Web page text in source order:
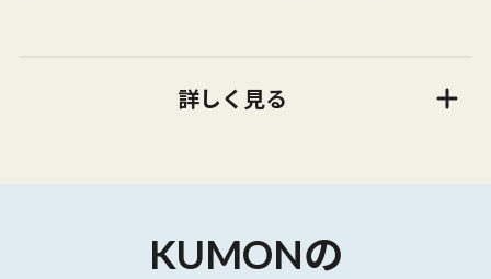
詳しく見る
KUMONの